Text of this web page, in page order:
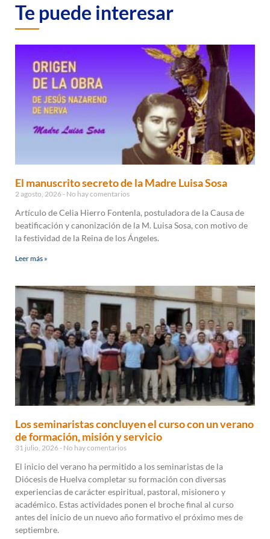
Te puede interesar
El manuscrito secreto de la Madre Luisa Sosa
2 agosto, 2026 No hay comentarios
Artículo de Celia Hierro Fontenla, postuladora de la Causa de
beatificación y canonización de la M. Luisa Sosa, con motivo de
la festividad de la Reina de los Ángeles.
Leer más »
Los seminaristas concluyen el curso con un verano
de formación, misión y servicio
31 julio, 2026 No hay comentarios
El inicio del verano ha permitido a los seminaristas de la
Diócesis de Huelva completar su formación con diversas
experiencias de carácter espiritual, pastoral, misionero y
académico. Estas actividades ponen el broche final al curso
antes del inicio de un nuevo año formativo el próximo mes de
septiembre.